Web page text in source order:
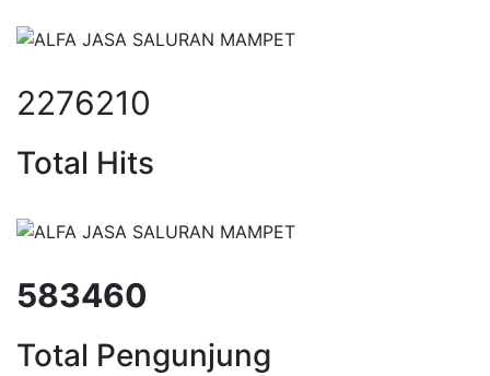
2276210
Total Hits
583460
Total Pengunjung